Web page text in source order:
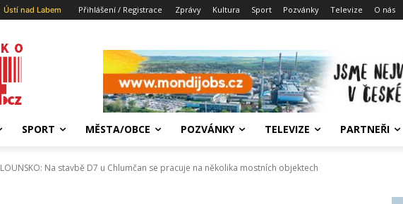
Ústí nad Labem Přihlášení / Registrace Zprávy Kultura Sport Pozvánky Televize O nás
SPORT MĚSTA/OBCE POZVÁNKY TELEVIZE PARTNEŘI
LOUNSKO: Na stavbě D7 u Chlumčan se pracuje na několika mostních objektech